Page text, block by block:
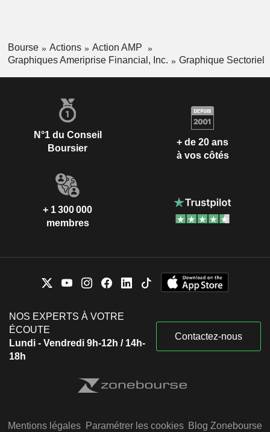
Bourse Actions
Action AMP
Graphiques Ameriprise Financial, Inc.
Graphique Sectoriel
N°1 du Conseil
Boursier
+ de 20 ans
à vos côtés
+ 1 300 000
membres
NOS EXPERTS À VOTRE
ÉCOUTE
Lundi - Vendredi 9h-12h / 14h-
18h
Contactez-nous
Mentions légales Paramétrer les cookies Blog Zonebourse